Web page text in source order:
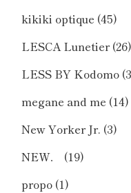
kikiki optique (45)
LESCA Lunetier(26)
LESS BY Kodomo
megane and me (14)
New Yorker Jr. (3)
NEW．
(19)
propo (1)